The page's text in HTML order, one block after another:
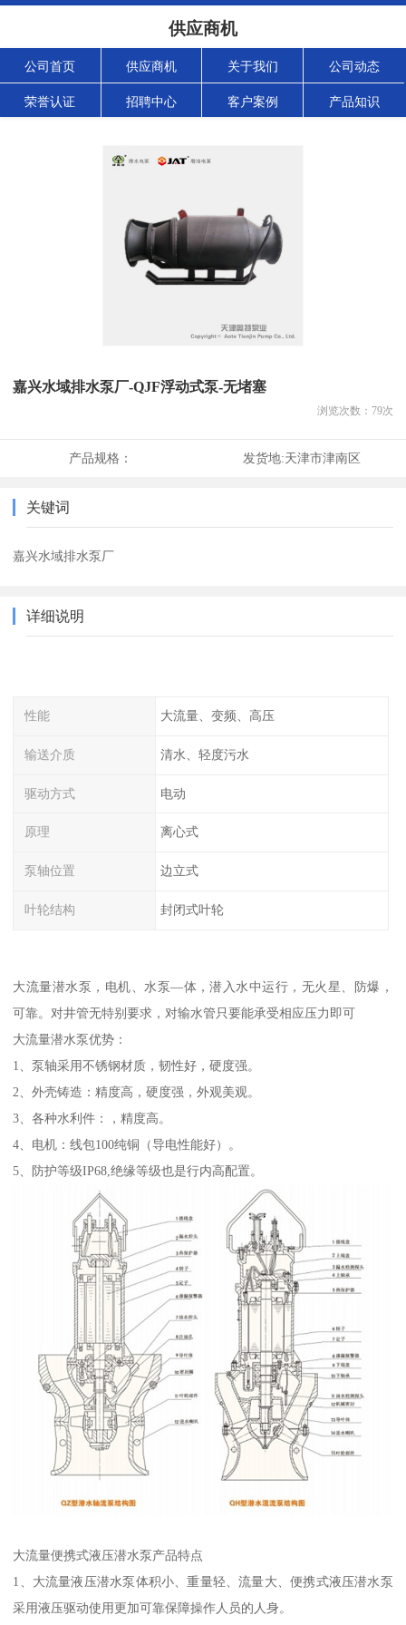
供应商机
公司首页 供应商机 关于我们 公司动态
荣誉认证 招聘中心 客户案例 产品知识
嘉兴水域排水泵厂-QJF浮动式泵-无堵塞
浏览次数： 79次
产品规格： 发货地:天津市津南区
关键词
嘉兴水域排水泵厂
详细说明
性能 大流量、变频、高压
输送介质 清水、轻度污水
驱动方式 电动
原理 离心式
泵轴位置 边立式
叶轮结构 封闭式叶轮
大流量潜水泵，电机、水泵—体，潜入水中运行，无火星、防爆，
可靠。对井管无特别要求，对输水管只要能承受相应压力即可
大流量潜水泵优势：
1、泵轴采用不锈钢材质，韧性好，硬度强。
2、外壳铸造：精度高，硬度强，外观美观。
3、各种水利件：，精度高。
4、电机：线包100纯铜（导电性能好）。
5、防护等级IP68,绝缘等级也是行内高配置。
大流量便携式液压潜水泵产品特点
1、大流量液压潜水泵体积小、重量轻、流量大、便携式液压潜水泵
采用液压驱动使用更加可靠保障操作人员的人身。